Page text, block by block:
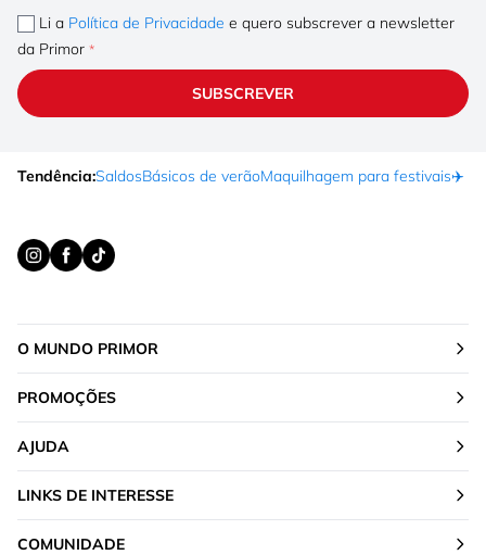
Li a Política de Privacidade e quero subscrever a newsletter
da Primor
SUBSCREVER
Tendência:SaldosBásicos de verãoMaquilhagem para festivais✈️
O MUNDO PRIMOR
PROMOÇÕES
AJUDA
LINKS DE INTERESSE
COMUNIDADE